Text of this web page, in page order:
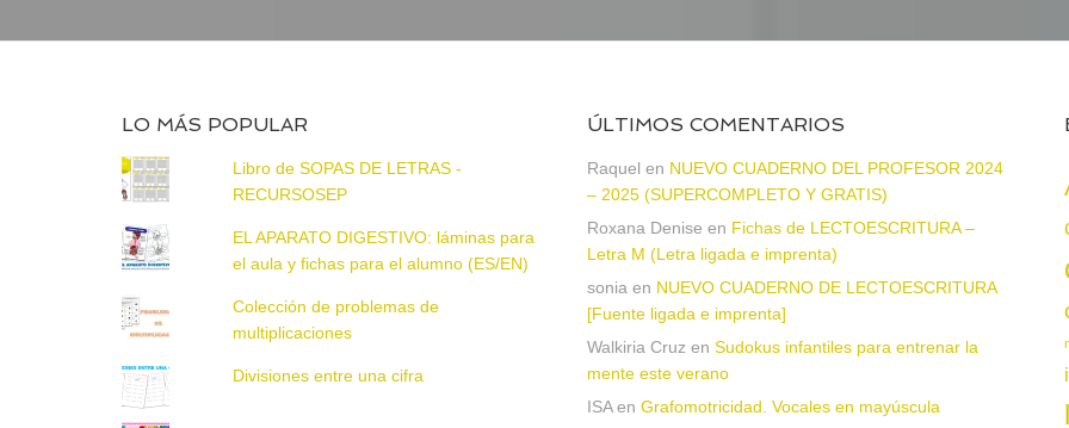
LO MÁS POPULAR
Libro de SOPAS DE LETRAS -
RECURSOSEP
EL APARATO DIGESTIVO: láminas para
el aula y fichas para el alumno (ES/EN)
Colección de problemas de
multiplicaciones
Divisiones entre una cifra
ÚLTIMOS COMENTARIOS
Raquel en NUEVO CUADERNO DEL PROFESOR 2024
– 2025 (SUPERCOMPLETO Y GRATIS)
Roxana Denise en Fichas de LECTOESCRITURA –
Letra M (Letra ligada e imprenta)
sonia en NUEVO CUADERNO DE LECTOESCRITURA
[Fuente ligada e imprenta]
Walkiria Cruz en Sudokus infantiles para entrenar la
mente este verano
ISAen Grafomotricidad. Vocales en mayúscula